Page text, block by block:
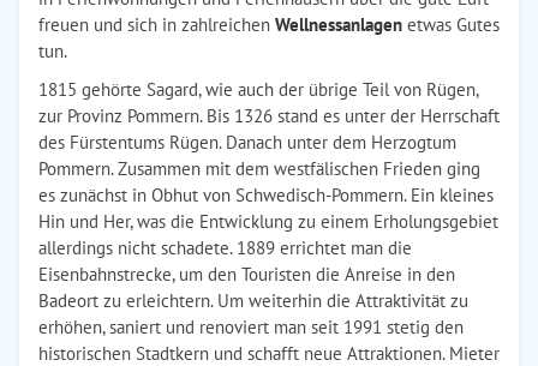
freuen und sich in zahlreichen Wellnessanlagen etwas Gutes
tun.
1815 gehörte Sagard, wie auch der übrige Teil von Rügen,
zur Provinz Pommern. Bis 1326 stand es unter der Herrschaft
des Fürstentums Rügen. Danach unter dem Herzogtum
Pommern. Zusammen mit dem westfälischen Frieden ging
es zunächst in Obhut von Schwedisch-Pommern. Ein kleines
Hin und Her, was die Entwicklung zu einem Erholungsgebiet
allerdings nicht schadete. 1889 errichtet man die
Eisenbahnstrecke, um den Touristen die Anreise in den
Badeort zu erleichtern. Um weiterhin die Attraktivität zu
erhöhen, saniert und renoviert man seit 1991 stetig den
historischen Stadtkern und schafft neue Attraktionen. Mieter